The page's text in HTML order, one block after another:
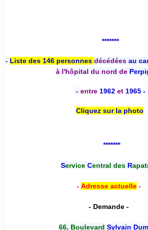
*******
- Liste des 146 personnes décédées au
à l'hôpital du nord de
- entre 1962 et 1965 -
Cliquez sur la photo
*******
Service Central desR
-Adresse actuelle-
- Demande -
66, Boulevard Sylvain